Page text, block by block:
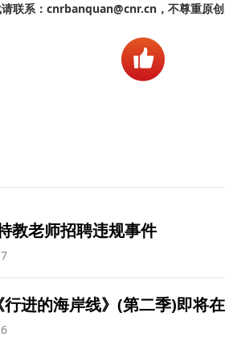
联系：cnrbanquan@cnr.cn，不尊重原创
教老师招聘违规事件
进的海岸线》(第二季)即将